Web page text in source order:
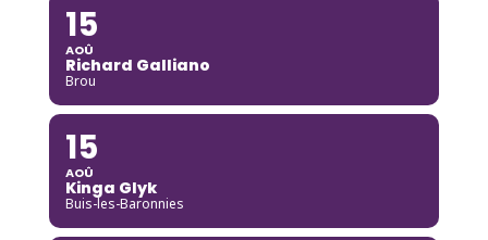
15
AOÛ
Richard Galliano
Brou
15
AOÛ
Kinga Glyk
Buis-les-Baronnies